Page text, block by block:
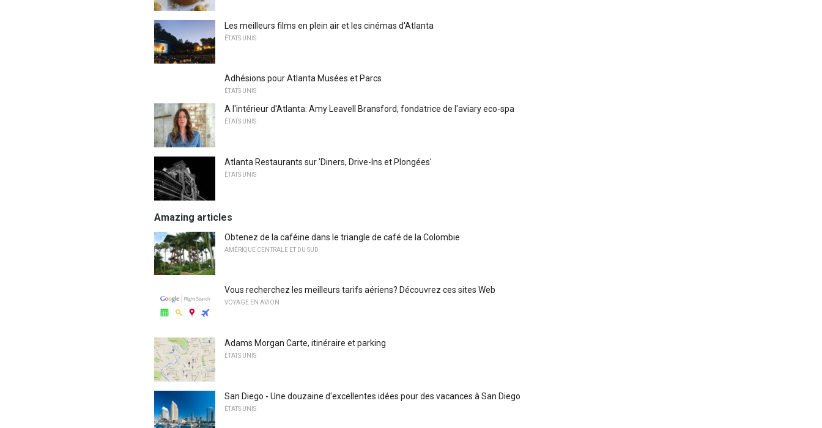
Les meilleurs films en plein air et les cinémas d'Atlanta
ÉTATS UNIS
Adhésions pour Atlanta Musées et Parcs
ÉTATS UNIS
A l'intérieur d'Atlanta: Amy Leavell Bransford, fondatrice de l'aviary eco-spa
ÉTATS UNIS
Atlanta Restaurants sur 'Diners, Drive-Ins et Plongées'
ÉTATS UNIS
Amazing articles
Obtenez de la caféine dans le triangle de café de la Colombie
AMÉRIQUE CENTRALE ET DU SUD
Vous recherchez les meilleurs tarifs aériens? Découvrez ces sites Web
VOYAGE EN AVION
Adams Morgan Carte, itinéraire et parking
ÉTATS UNIS
San Diego - Une douzaine d'excellentes idées pour des vacances à San Diego
ÉTATS UNIS